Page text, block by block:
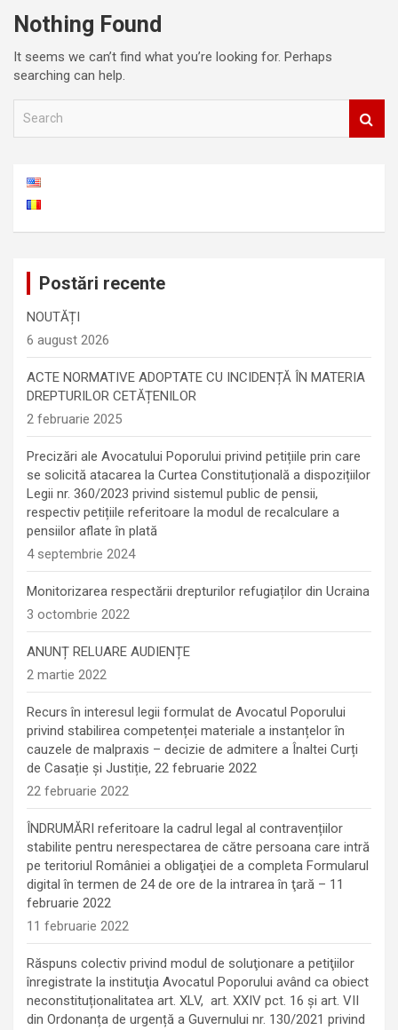
Nothing Found
It seems we can’t find what you’re looking for. Perhaps
searching can help.
Postări recente
NOUTĂȚI
6 august 2026
ACTE NORMATIVE ADOPTATE CU INCIDENȚĂ ÎN MATERIA
DREPTURILOR CETĂȚENILOR
2 februarie 2025
Precizări ale Avocatului Poporului privind petițiile prin care
se solicită atacarea la Curtea Constituțională a dispozițiilor
Legii nr. 360/2023 privind sistemul public de pensii,
respectiv petițiile referitoare la modul de recalculare a
pensiilor aflate în plată
4 septembrie 2024
Monitorizarea respectării drepturilor refugiaților din Ucraina
3 octombrie 2022
ANUNȚ RELUARE AUDIENȚE
2 martie 2022
Recurs în interesul legii formulat de Avocatul Poporului
privind stabilirea competenței materiale a instanțelor în
cauzele de malpraxis – decizie de admitere a Înaltei Curți
de Casație și Justiție, 22 februarie 2022
22 februarie 2022
ÎNDRUMĂRI referitoare la cadrul legal al contravențiilor
stabilite pentru nerespectarea de către persoana care intră
pe teritoriul României a obligaţiei de a completa Formularul
digital în termen de 24 de ore de la intrarea în ţară – 11
februarie 2022
11 februarie 2022
Răspuns colectiv privind modul de soluţionare a petiţiilor
înregistrate la instituţia Avocatul Poporului având ca obiect
neconstituționalitatea art. XLV, art. XXIV pct. 16 și art. VII
din Ordonanța de urgență a Guvernului nr. 130/2021 privind